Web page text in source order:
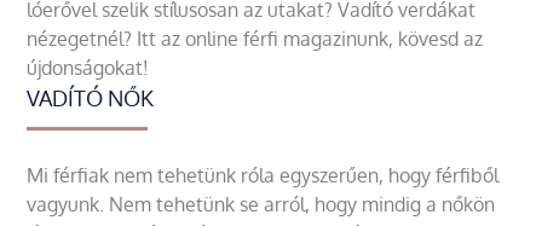
lóerővel szelik stílusosan az utakat? Vadító verdákat
nézegetnél? Itt az online férfi magazinunk, kövesd az
újdonságokat!
VADÍTÓ NŐK
Mi férfiak nem tehetünk róla egyszerűen, hogy férfiből
vagyunk. Nem tehetünk se arról, hogy mindig a nőkön